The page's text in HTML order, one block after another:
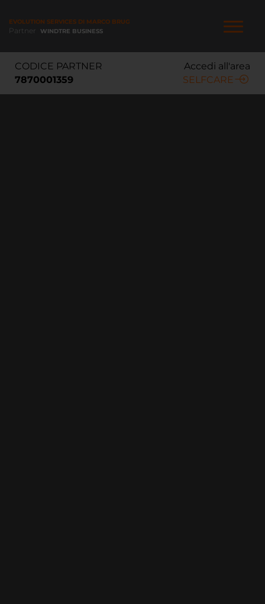
contenuto
EVOLUTION SERVICES DI MARCO BRUGOLETTA
Partner WINDTRE BUSINESS
CODICE PARTNER
7870001359
Accedi all'area
SELFCARE
NAVIGAZIONE
PRINCIPALE